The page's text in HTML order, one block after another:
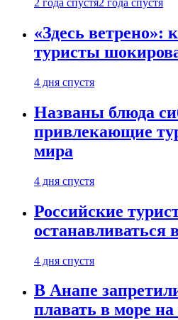
2 года спустя2 года спустя
«Здесь ветрено»:
туристы
4 дня спустя
Названы блюда
привлекающие
мира
4 дня спустя
Российские
останавливаться
4 дня спустя
В Анапе
плавать в море